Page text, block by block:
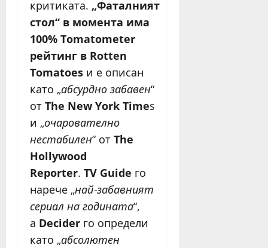
критиката. „Фаталният
стол“ в момента има
100% Tomatometer
рейтинг в Rotten
Tomatoes и е описан
като „абсурдно забавен“
от The New York Times
и „очарователно
нестабилен“ от The
Hollywood
Reporter. TV Guide го
нарече „най-забавният
сериал на годината“,
а Decider го определи
като „абсолютен